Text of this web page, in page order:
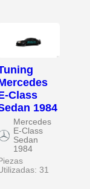
Class
1984
Mercedes
E-Class
Sedan
1984
31